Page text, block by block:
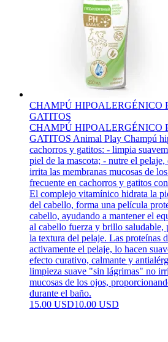
CHAMPÚ HIPOALERGÉNICO
GATITOS
CHAMPÚ HIPOALERGÉNICO
GATITOS Animal Play Champú
cachorros y gatitos: - limpia
piel de la mascota; - nutre el
irrita las membranas mucosas de
frecuente en cachorros y gatitos
El complejo vitamínico hidrata la
del cabello, forma una película
cabello, ayudando a mantener el
al cabello fuerza y ​​brillo saludable,
la textura del pelaje. Las proteínas
activamente el pelaje, lo hacen
efecto curativo, calmante y
limpieza suave "sin lágrimas" no
mucosas de los ojos,
durante el baño.
15.00 USD10.00 USD